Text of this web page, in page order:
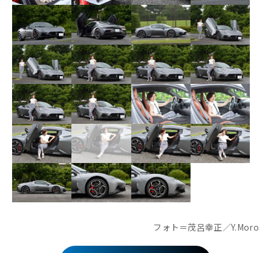
フォト＝茂呂幸正／Y.Moro